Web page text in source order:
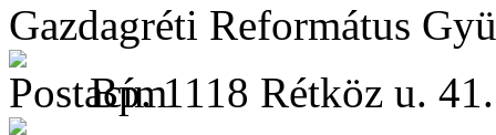
Gazdagréti Református
Bp. 1118 Rétköz u. 41.